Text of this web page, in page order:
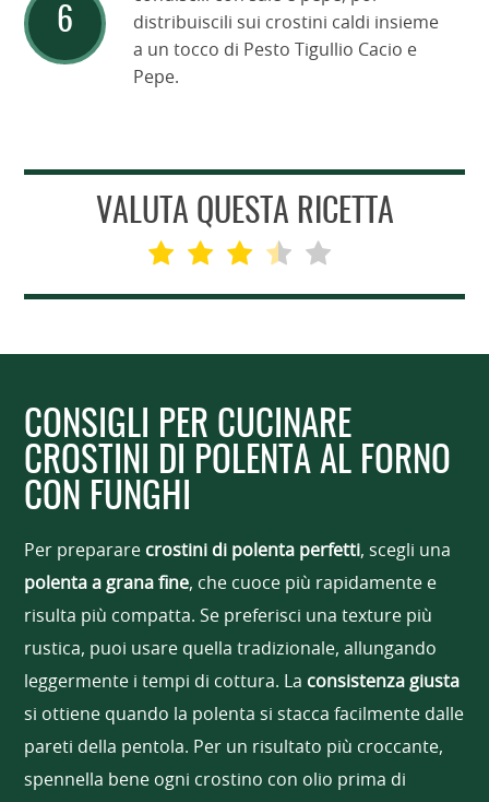
distribuiscili sui crostini caldi insieme
a un tocco di Pesto Tigullio Cacio e
Pepe.
VALUTA QUESTA RICETTA
CONSIGLI PER CUCINARE
CROSTINI DI POLENTA AL FORNO
CON FUNGHI
Per preparare crostini di polenta perfetti, scegli una
polenta a grana fine, che cuoce più rapidamente e
risulta più compatta. Se preferisci una texture più
rustica, puoi usare quella tradizionale, allungando
leggermente i tempi di cottura. La consistenza giusta
si ottiene quando la polenta si stacca facilmente dalle
pareti della pentola. Per un risultato più croccante,
spennella bene ogni crostino con olio prima di